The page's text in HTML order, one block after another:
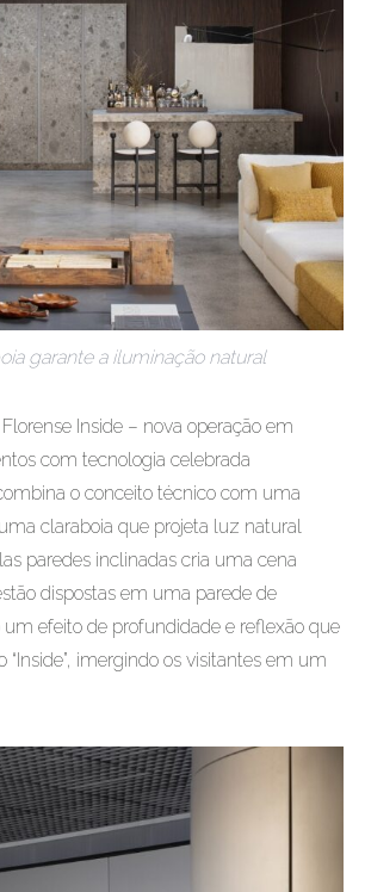
garante a iluminação natural
Inside – nova operação em
com tecnologia celebrada
o conceito técnico com uma
claraboia que projeta luz natural
paredes inclinadas cria uma cena
dispostas em uma parede de
um efeito de profundidade e reflexão que
“Inside”, imergindo os visitantes em um